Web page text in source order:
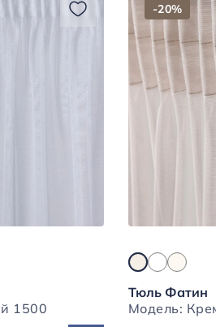
Модель: Сніжно-білий 1500
-20%
Тюль Фатин